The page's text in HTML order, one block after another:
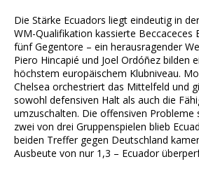
Die Stärke Ecuadors liegt eindeutig in
WM-Qualifikation kassierte Beccaceces
fünf Gegentore – ein herausragender
Piero Hincapié und Joel Ordóñez bilden
höchstem europäischem Klubniveau.
Chelsea orchestriert das Mittelfeld und
sowohl defensiven Halt als auch die
umzuschalten. Die offensiven Probleme
zwei von drei Gruppenspielen blieb
beiden Treffer gegen Deutschland
Ausbeute von nur 1,3 – Ecuador